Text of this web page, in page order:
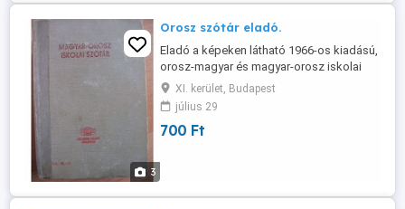
3
Orosz szótár eladó.
Eladó a képeken látható 1966-os kiadású,
orosz-magyar és magyar-orosz iskolai
kisszótár. Személyes átvétellel a 11.
kerületben. Telefon +36 20 525 9952.
XI. kerület, Budapest
július 29
700 Ft